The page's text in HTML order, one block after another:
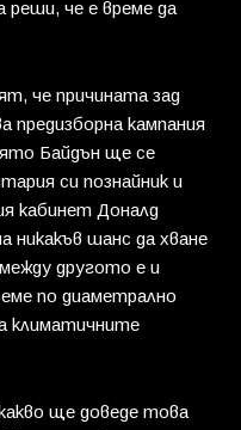
че е време да
че причината зад
кампания
Байдън ще се
си познайник и
кабинет Доналд
никакъв шанс да хване
другото е и
по диаметрално
климатичните
ще доведе това